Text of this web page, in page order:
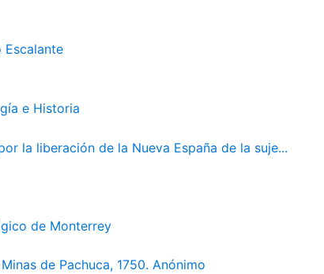
Escalante
e Historia
la liberación de la Nueva España de la suje...
de Monterrey
de Pachuca, 1750. Anónimo